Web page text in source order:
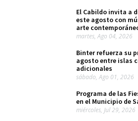
El Cabildo invita a
este agosto con
arte
martes, Ago 04, 2026
Binter refuerza su
agosto entre islas
adicionales
sábado, Ago 01, 2026
Programa de las
en el Municipio de
miércoles, Jul 29, 2026